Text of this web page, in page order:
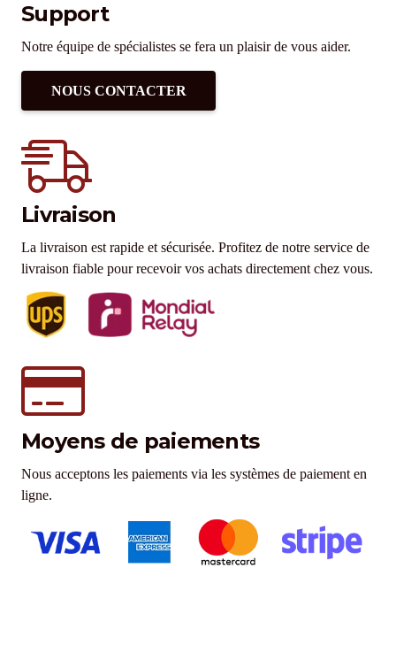
Support
Notre équipe de spécialistes se fera un plaisir de vous aider.
NOUS CONTACTER
Livraison
La livraison est rapide et sécurisée. Profitez de notre service de
livraison fiable pour recevoir vos achats directement chez vous.
Moyens de paiements
Nous acceptons les paiements via les systèmes de paiement en
ligne.